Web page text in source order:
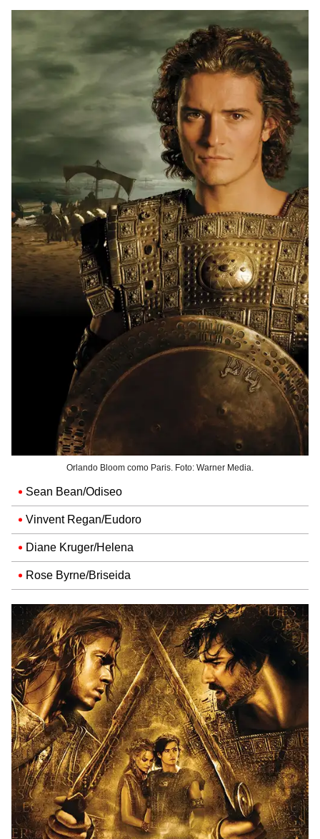
Orlando Bloom como Paris. Foto: Warner Media.
Sean Bean/Odiseo
Vinvent Regan/Eudoro
Diane Kruger/Helena
Rose Byrne/Briseida